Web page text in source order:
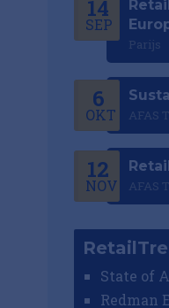
14
SEP
Parijs
6
OKT AFAS
12
NOV AFAS
State of